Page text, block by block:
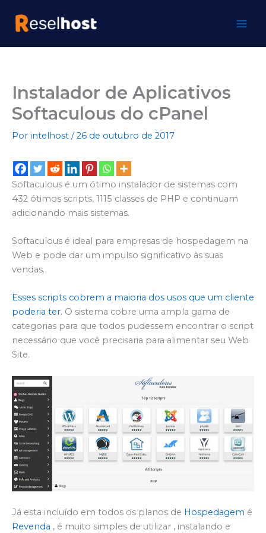
para
conteúdo
Instalador de Aplicativos
Softaculous do cPanel
Por intelhost / 26 de outubro de 2017
Softaculous é um ótimo instalador de sistemas com
432 ótimos scripts, 1115 classes de PHP e continuam
adicionando mais sistemas.
Softaculous é ideal para empresas de hospedagem na
Web e pode dar um impulso significativo às suas
vendas.
Esses scripts cobrem a maioria dos usos que um cliente
poderia ter. O sistema cobre uma ampla gama de
categorias para que todos pudessem encontrar o script
necessário que você precisaria para alimentar seu Web
Site.
Já esta incluído em todos os planos de Hospedagem é
Revenda , é muito simples de utilizar , instalando e